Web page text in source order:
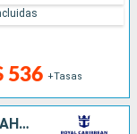
536 +Tasas
ESTADOS UNIDOS, HAITI, JAMAICA, BAHAMAS